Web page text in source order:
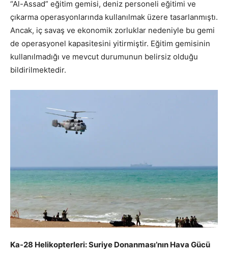
“Al-Assad” eğitim gemisi, deniz personeli eğitimi ve
çıkarma operasyonlarında kullanılmak üzere tasarlanmıştı.
Ancak, iç savaş ve ekonomik zorluklar nedeniyle bu gemi
de operasyonel kapasitesini yitirmiştir. Eğitim gemisinin
kullanılmadığı ve mevcut durumunun belirsiz olduğu
bildirilmektedir.
Ka-28 Helikopterleri: Suriye Donanması’nın Hava Gücü